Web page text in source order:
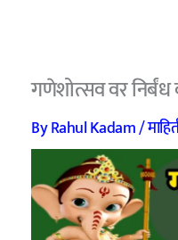
गणेशोत्सव वर
ByRahul Kadam/